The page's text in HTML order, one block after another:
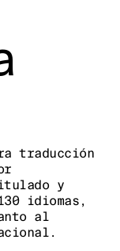
traducción
y
idiomas,
al